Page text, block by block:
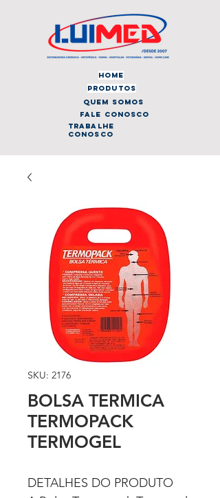
home
produtos
quem somos
fale conosco
trabalhe
conosco
SKU: 2176
BOLSA TERMICA
TERMOPACK
TERMOGEL
DETALHES DO PRODUTO